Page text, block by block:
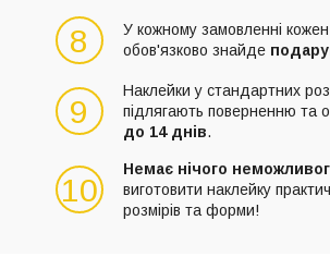
8
У кожному замовленні
обов'язково знайде
9
Наклейки у стандартних
підлягають поверненню та
до 14 днів.
10
Немає нічого
виготовити наклейку
розмірів та форми!